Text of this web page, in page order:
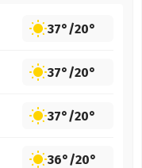
37°/20°
37°/20°
37°/20°
36°/20°